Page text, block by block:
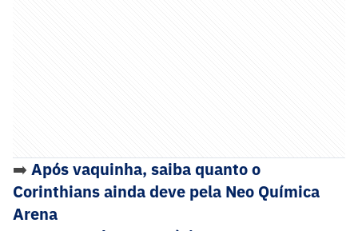
➡️ Após vaquinha, saiba quanto o
Corinthians ainda deve pela Neo Química
Arena